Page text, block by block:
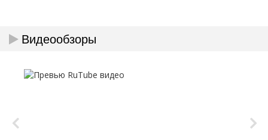
Видеообзоры